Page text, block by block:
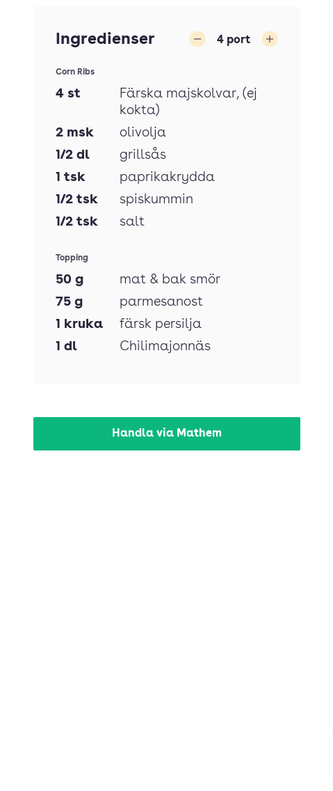
Ingredienser 4 port
Corn Ribs
4 st Färska majskolvar, (ej
kokta)
2 msk
olivolja
1/2 dl
grillsås
1 tsk
paprikakrydda
1/2 tsk
spiskummin
1/2 tsk salt
Topping
50 g
mat & bak smör
75 g
parmesanost
1 kruka
färsk persilja
1 dl Chilimajonnäs
Handla via Mathem